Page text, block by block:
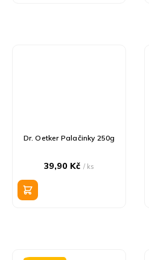
Dr. Oetker Palačinky 250g
39,90 Kč/ ks